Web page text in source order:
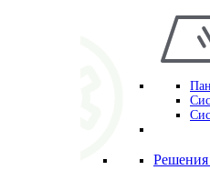
Решения